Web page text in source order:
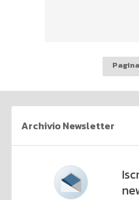
Archivio Newsletter